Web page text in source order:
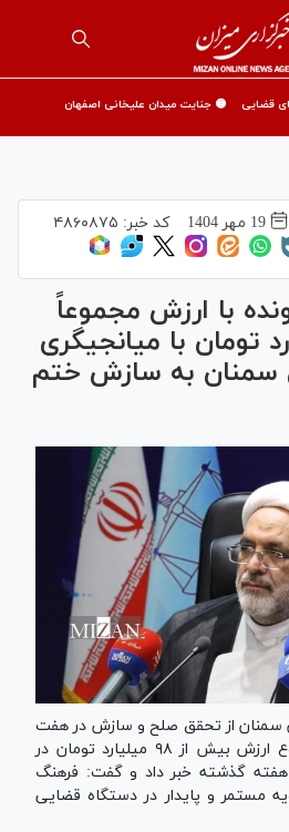
قضایی 🟡 جنایت میدان علیخانی اصفهان
19 مهر 1404 کد خبر: ۴۸۶۰۸۷۵
در ۷ پرونده با ارزش مجموعاً
میلیارد تومان با میانجیگری
سمنان به سازش ختم
سمنان از تحقق صلح و سازش در هفت
فقره پرونده مهم با مجموع ارزش بیش از ۹۸ میلیارد تومان در
گذشته خبر داد و گفت: فرهنگ
مستمر و پایدار در دستگاه قضایی